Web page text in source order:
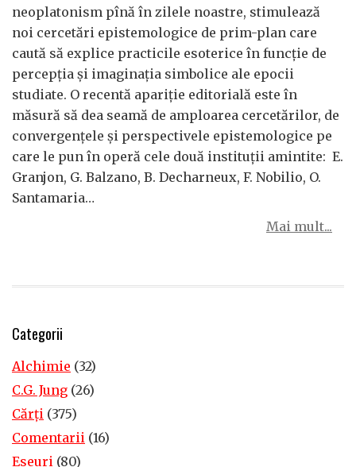
neoplatonism pînă în zilele noastre, stimulează
noi cercetări epistemologice de prim-plan care
caută să explice practicile esoterice în funcţie de
percepţia şi imaginaţia simbolice ale epocii
studiate. O recentă apariţie editorială este în
măsură să dea seamă de amploarea cercetărilor, de
convergenţele şi perspectivele epistemologice pe
care le pun în operă cele două instituţii amintite: E.
Granjon, G. Balzano, B. Decharneux, F. Nobilio, O.
Santamaria…
Mai mult...
Categorii
Alchimie (32)
C.G. Jung (26)
Cărţi (375)
Comentarii (16)
Eseuri (80)